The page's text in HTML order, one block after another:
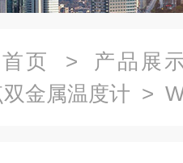
首页 > 产品展
金属温度计 >